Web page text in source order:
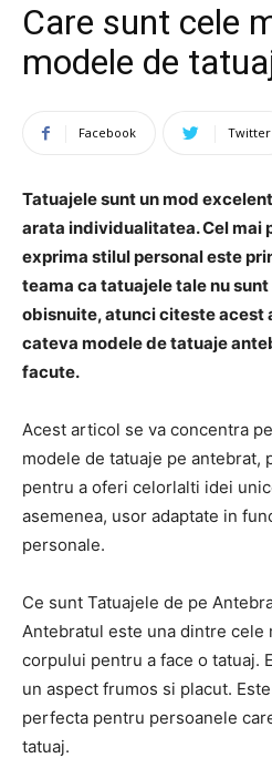
Care sunt cele
modele de
Facebook Twitter
Tatuajele sunt un mod
arata individualitatea. Cel mai
exprima stilul personal este
teama ca tatuajele tale nu
obisnuite, atunci citeste acest
cateva modele de tatuaje
facute.
Acest articol se va concentra
modele de tatuaje pe antebrat,
pentru a oferi celorlalti idei
asemenea, usor adaptate in
personale.
Ce sunt Tatuajele de pe
Antebratul este una dintre cele
corpului pentru a face o tatuaj.
un aspect frumos si placut.
perfecta pentru persoanele
tatuaj.